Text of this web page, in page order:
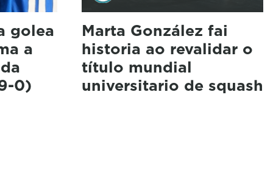
golea
a
0)
Marta González fai
historia ao revalidar o
título mundial
universitario de squash